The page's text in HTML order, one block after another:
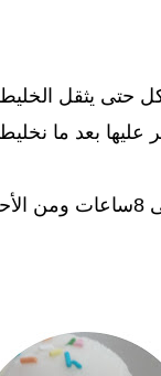
حتى يثقل
عليها بعد ما